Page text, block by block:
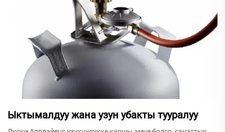
Ыктымалдуу жана узун убакты тууралуу